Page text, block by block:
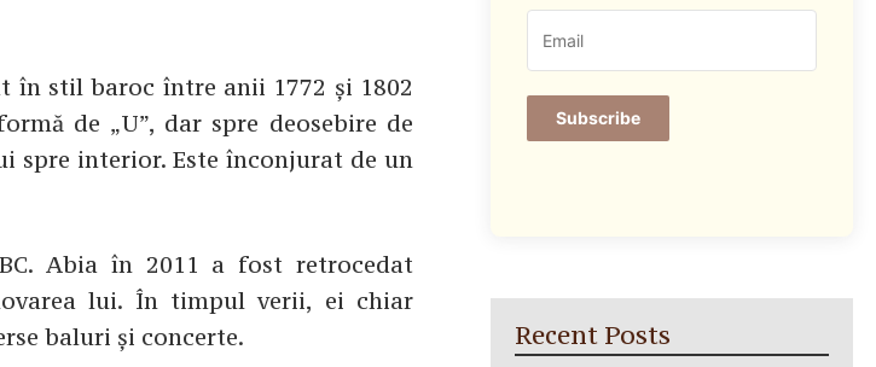
în stil baroc între anii 1772 și 1802
de „U”, dar spre deosebire de
spre interior. Este înconjurat de un
Abia în 2011 a fost retrocedat
lui. În timpul verii, ei chiar
baluri și concerte.
Subscribe
Recent Posts